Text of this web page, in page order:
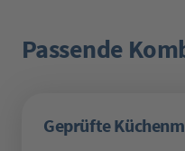
Produktgalerie überspringen
Passende
Geprüfte